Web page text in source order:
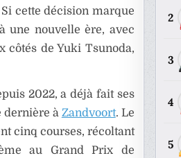
Si cette décision marque
une nouvelle ère, avec
côtés de Yuki Tsunoda,
2022, a déjà fait ses
dernière à Zandvoort. Le
cinq courses, récoltant
au Grand Prix de
2
3
4
5